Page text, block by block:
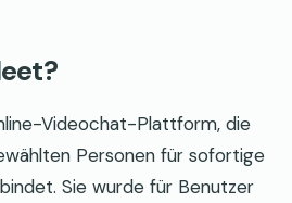
Videochat-Plattform, die
Personen für sofortige
Sie wurde für Benutzer